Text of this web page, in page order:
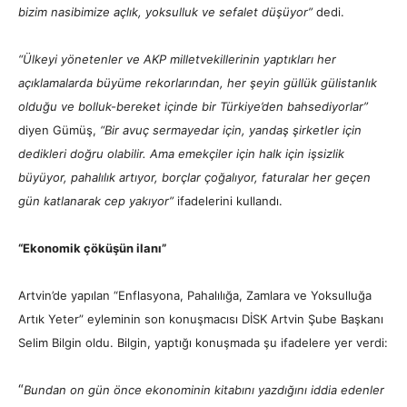
bizim nasibimize açlık, yoksulluk ve sefalet düşüyor”dedi.
“Ülkeyi yönetenler ve AKP milletvekillerinin yaptıkları her
açıklamalarda büyüme rekorlarından, her şeyin güllük gülistanlık
olduğu ve bolluk-bereket içinde bir Türkiye’den bahsediyorlar”
diyen Gümüş, “Bir avuç sermayedar için, yandaş şirketler için
dedikleri doğru olabilir. Ama emekçiler için halk için işsizlik
büyüyor, pahalılık artıyor, borçlar çoğalıyor, faturalar her geçen
gün katlanarak cep yakıyor”ifadelerini kullandı.
“Ekonomik çöküşün ilanı”
Artvin’de yapılan “Enflasyona, Pahalılığa, Zamlara ve Yoksulluğa
Artık Yeter” eyleminin son konuşmacısı DİSK Artvin Şube Başkanı
Selim Bilgin oldu. Bilgin, yaptığı konuşmada şu ifadelere yer verdi:
“Bundan on gün önce ekonominin kitabını yazdığını iddia edenler